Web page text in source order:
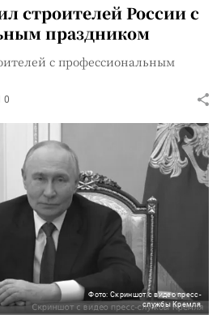
строителей России с
праздником
с профессиональным
0
Фото: Скриншот с видео пресс-
службы Кремля